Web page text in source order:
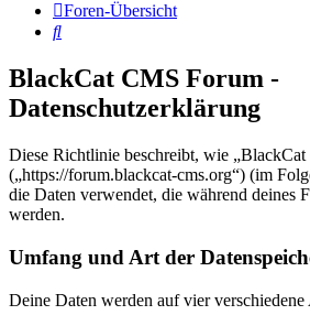
Foren-Übersicht
Suche
BlackCat CMS Forum -
Datenschutzerklärung
Diese Richtlinie beschreibt, wie
(„https://forum.blackcat-cms.org“) (im
die Daten verwendet, die während deines
werden.
Umfang und Art der
Deine Daten werden auf vier verschiedene